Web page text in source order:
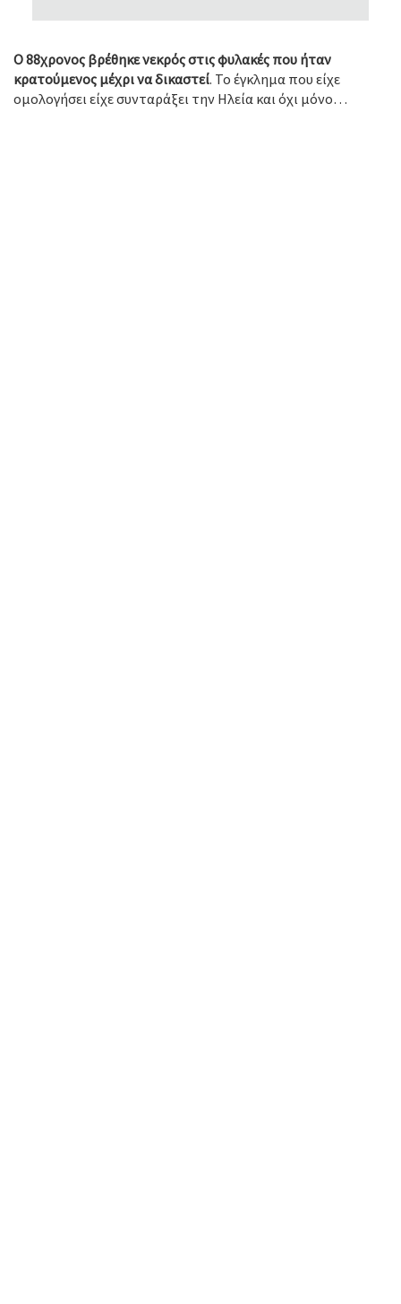
Ο 88χρονος βρέθηκε νεκρός στις φυλακές που ήταν
κρατούμενος μέχρι να δικαστεί. Το έγκλημα που είχε
ομολογήσει είχε συνταράξει την Ηλεία και όχι μόνο…